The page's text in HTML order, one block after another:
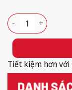
¥11,000.
Sườn già heo (thùng
Tiết kiệm hơn với